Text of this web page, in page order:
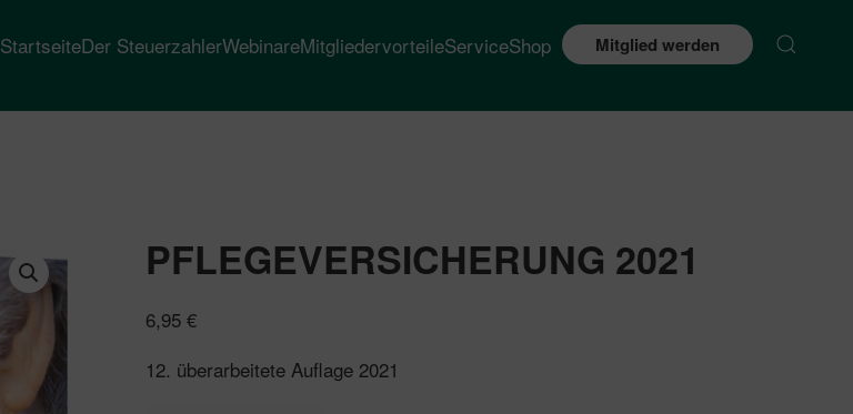
StartseiteDer SteuerzahlerWebinareMitgliedervorteileServiceShop Mitglied werden
PFLEGEVERSICHERUNG 2021
6,95 €
12. überarbeitete Auflage 2021